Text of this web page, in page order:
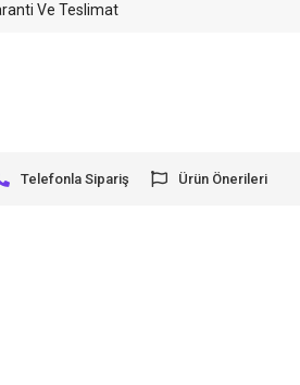
Ve Teslimat
Telefonla Sipariş Ürün Önerileri